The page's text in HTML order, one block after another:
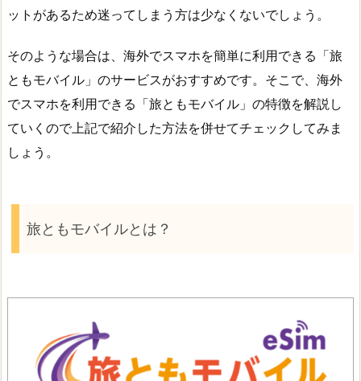
ットがあるため迷ってしまう方は少なくないでしょう。
そのような場合は、海外でスマホを簡単に利用できる「旅
ともモバイル」のサービスがおすすめです。そこで、海外
でスマホを利用できる「旅ともモバイル」の特徴を解説し
ていくので上記で紹介した方法を併せてチェックしてみま
しょう。
旅ともモバイルとは？